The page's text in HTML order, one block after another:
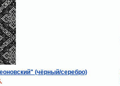
(чёрный/серебро)